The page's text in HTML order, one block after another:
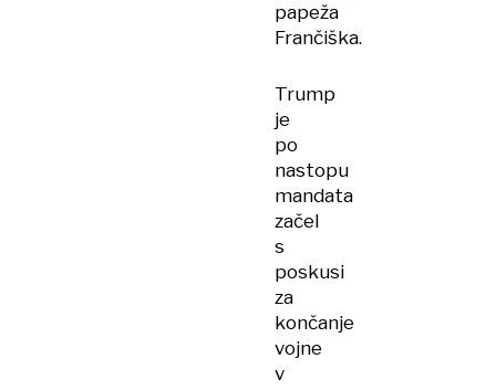
papeža
Frančiška.
Trump
je
po
nastopu
mandata
začel
s
poskusi
za
končanje
vojne
v